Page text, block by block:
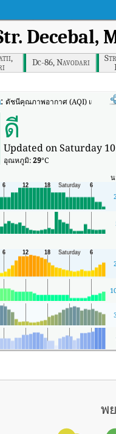
Decebal,
Dc-86, Navodari
: ดัชนีคุณภาพอากาศ (AQI) แบบเรีย
ดี
Updated on Saturday
อุณหภูมิ:29°C
พ